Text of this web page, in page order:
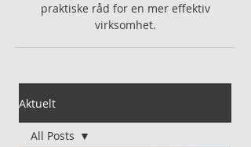
praktiske råd for en mer effektiv
virksomhet.
Aktuelt
All Posts